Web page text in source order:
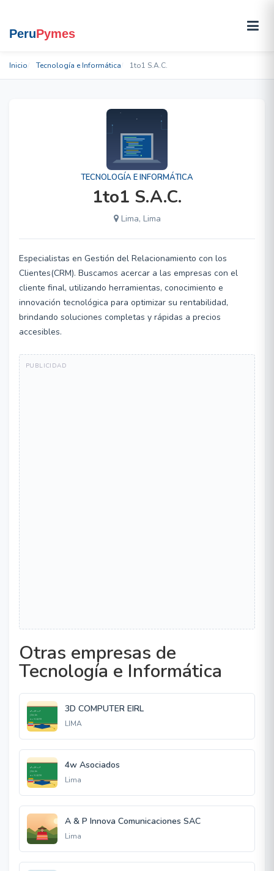
Inicio Tecnología e Informática 1to1 S.A.C.
TECNOLOGÍA E INFORMÁTICA
1to1 S.A.C.
Lima, Lima
Especialistas en Gestión del Relacionamiento con los
Clientes(CRM). Buscamos acercar a las empresas con el
cliente final, utilizando herramientas, conocimiento e
innovación tecnológica para optimizar su rentabilidad,
brindando soluciones completas y rápidas a precios
accesibles.
Otras empresas de
Tecnología e Informática
3D COMPUTER EIRL
LIMA
4w Asociados
Lima
A & P Innova Comunicaciones SAC
Lima